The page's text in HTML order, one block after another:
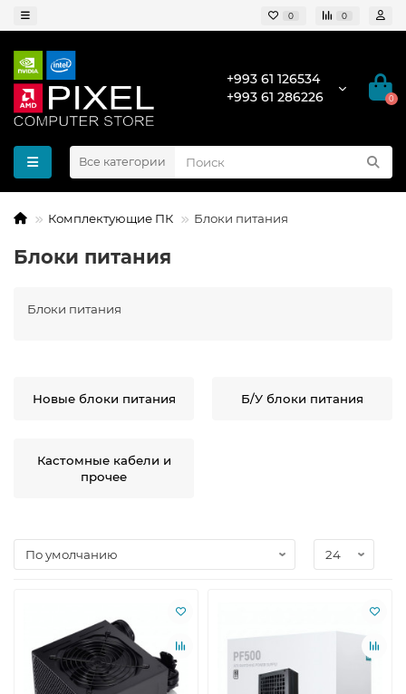
0 0
+993 61 126534
+993 61 286226
0
Все категории
Комплектующие ПК Блоки питания
Блоки питания
Блоки питания
Новые блоки питания Б/У блоки питания
Кастомные кабели и
прочее